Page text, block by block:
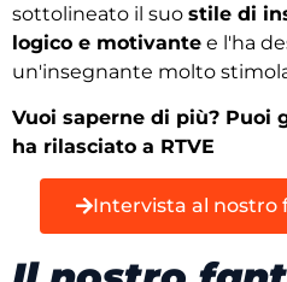
sottolineato il suo stile di
logico e motivante e l'ha
un'insegnante molto
Vuoi saperne di più? Puoi
ha rilasciato a RTVE
Intervista al nostro